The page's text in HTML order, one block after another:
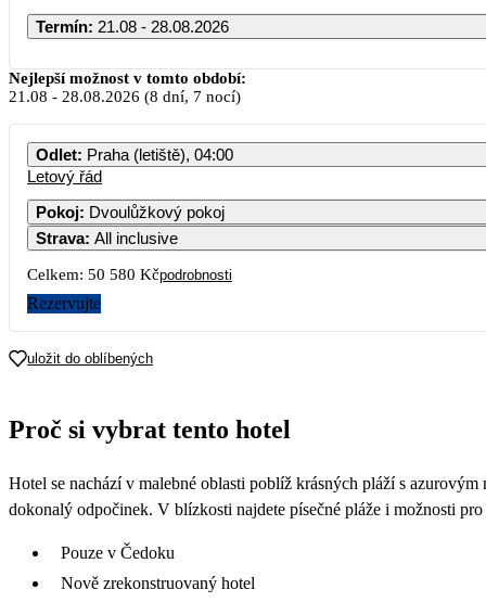
Termín: 21.08 - 28.08.2026
Nejlepší možnost v tomto období:
21.08 - 28.08.2026 (8 dní, 7 nocí)
Odlet: Praha (letiště), 04:00
Letový řád
Pokoj: Dvoulůžkový pokoj
Strava: All inclusive
Celkem: 50 580 Kčpodrobnosti
Rezervujte
uložit do oblíbených
Proč si vybrat tento hotel
Hotel se nachází v malebné oblasti poblíž krásných pláží s
dokonalý odpočinek. V blízkosti najdete písečné pláže i možnosti
Pouze v Čedoku
Nově zrekonstruovaný hotel